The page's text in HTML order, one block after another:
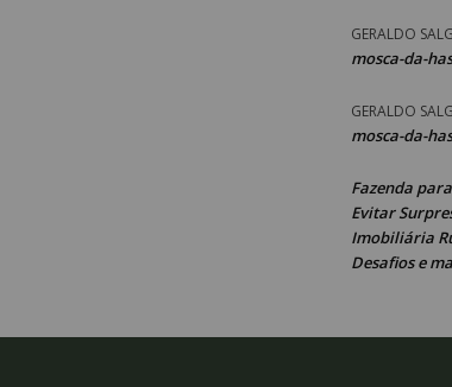
GERALDO
mosca-da-
GERALDO
mosca-da-
Fazenda
Evitar
Imobiliária
Desafios e